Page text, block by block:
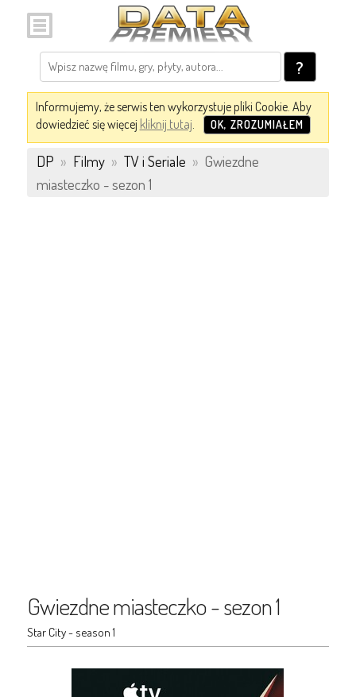
?
Informujemy, że serwis ten wykorzystuje pliki Cookie. Aby
dowiedzieć się więcej kliknij tutaj. OK, ZROZUMIAŁEM
DP » Filmy » TV i Seriale » Gwiezdne
miasteczko - sezon 1
Gwiezdne miasteczko - sezon 1
Star City - season 1